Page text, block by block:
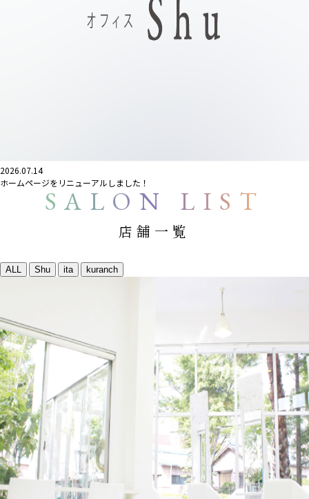
2026.07.14
ホームページをリニューアルしました！
SALON LIST
店舗一覧
ALL Shu ita kuranch